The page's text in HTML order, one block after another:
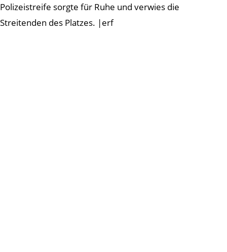
Polizeistreife sorgte für Ruhe und verwies die
Streitenden des Platzes. |erf